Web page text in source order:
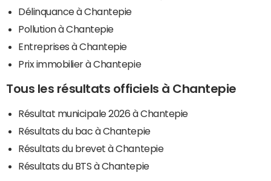
Délinquance à Chantepie
Pollution à Chantepie
Entreprises à Chantepie
Prix immobilier à Chantepie
Tous les résultats officiels à Chantepie
Résultat municipale 2026 à Chantepie
Résultats du bac à Chantepie
Résultats du brevet à Chantepie
Résultats du BTS à Chantepie